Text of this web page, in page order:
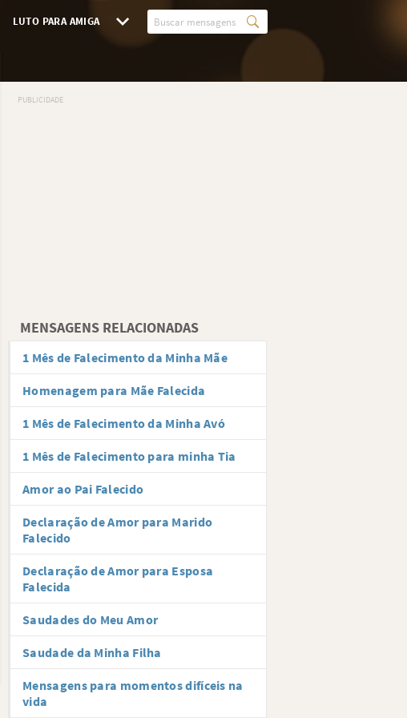
LUTO PARA AMIGA
MENSAGENS RELACIONADAS
1 Mês de Falecimento da Minha Mãe
Homenagem para Mãe Falecida
1 Mês de Falecimento da Minha Avó
1 Mês de Falecimento para minha Tia
Amor ao Pai Falecido
Declaração de Amor para Marido
Falecido
Declaração de Amor para Esposa
Falecida
Saudades do Meu Amor
Saudade da Minha Filha
Mensagens para momentos difíceis na
vida